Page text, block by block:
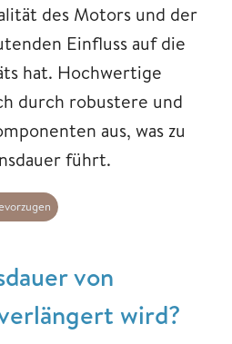
des Motors und der
Einfluss auf die
hat. Hochwertige
durch robustere und
aus, was zu
führt.
von
wird?